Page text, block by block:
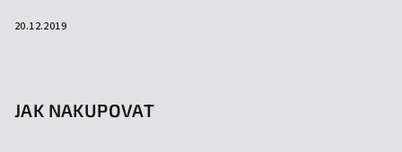
20.12.2019
JAK NAKUPOVAT